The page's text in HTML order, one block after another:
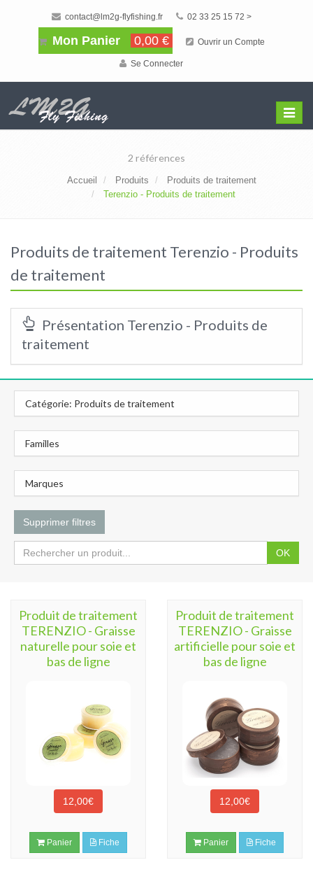
contact@lm2g-flyfishing.fr 02 33 25 15 72 >
Mon Panier 0,00 € Ouvrir un Compte
Se Connecter
Menu
2 références
Accueil Produits
Produits de traitement
Terenzio - Produits de traitement
Produits de traitement Terenzio - Produits
de traitement
Présentation Terenzio - Produits de
traitement
Catégorie: Produits de traitement
Familles
Marques
Supprimer filtres
OK
Produit de traitement
TERENZIO - Graisse
naturelle pour soie et
bas de ligne
12,00€
Panier Fiche
Produit de traitement
TERENZIO - Graisse
artificielle pour soie et
bas de ligne
12,00€
Panier Fiche